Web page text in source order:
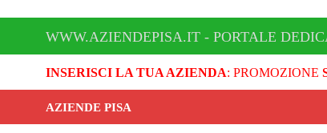
WWW.AZIENDEPISA.IT - PORTALE
INSERISCI LA TUA AZIENDA: PROMOZIONE
AZIENDE PISA